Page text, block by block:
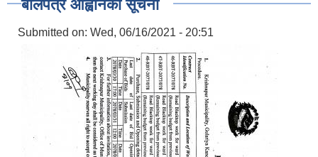
बोलपत्र आह्वानको सूचना
Submitted on: Wed, 06/16/2021 - 20:51